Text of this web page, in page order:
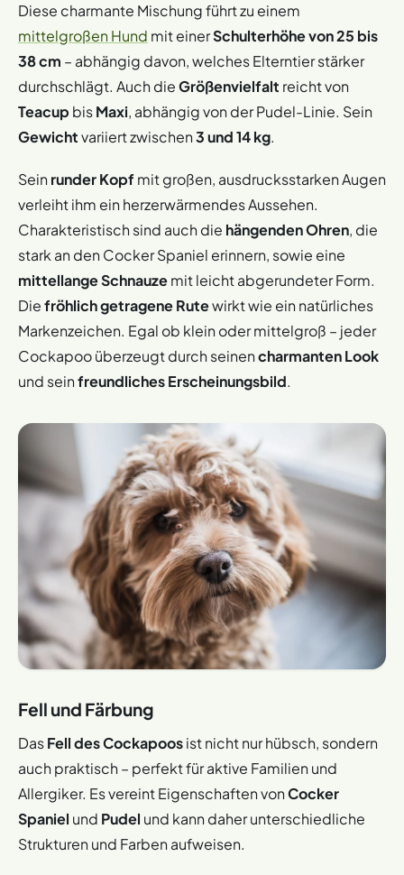
Diese charmante Mischung führt zu einem
mittelgroßen Hund mit einerSchulterhöhe von 25 bis
38 cm – abhängig davon, welches Elterntier stärker
durchschlägt. Auch dieGrößenvielfalt reicht von
Teacup bisMaxi, abhängig von der Pudel-Linie. Sein
Gewichtvariiert zwischen3 und 14 kg.
Seinrunder Kopf mit großen, ausdrucksstarken Augen
verleiht ihm ein herzerwärmendes Aussehen.
Charakteristisch sind auch die hängenden Ohren, die
stark an den Cocker Spaniel erinnern, sowie eine
mittellange Schnauzemit leicht abgerundeter Form.
Diefröhlich getragene Rutewirkt wie ein natürliches
Markenzeichen. Egal ob klein oder mittelgroß – jeder
Cockapoo überzeugt durch seinencharmanten Look
und seinfreundliches Erscheinungsbild.
Fell und Färbung
DasFell des Cockapoosist nicht nur hübsch, sondern
auch praktisch – perfekt für aktive Familien und
Allergiker. Es vereint Eigenschaften vonCocker
Spaniel und Pudel und kann daher unterschiedliche
Strukturen und Farben aufweisen.